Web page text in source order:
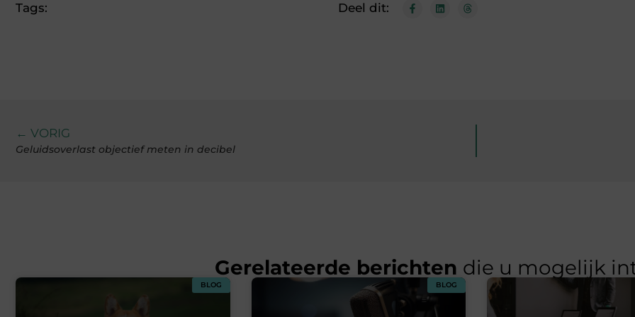
Tags: Deel dit:
← VORIG
Geluidsoverlast objectief meten in decibel
Gerelateerde berichten die u mogelijk
BLOG BLOG